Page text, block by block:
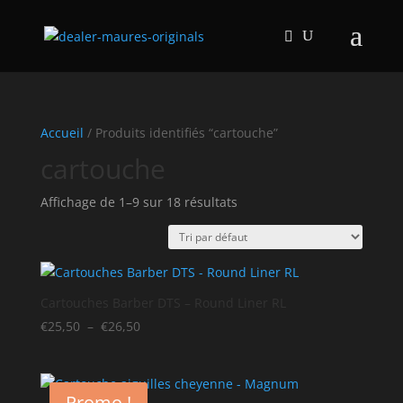
Accueil / Produits identifiés “cartouche”
Affichage de 1–9 sur 18 résultats
€25,50 – €26,50Plage
€25,50